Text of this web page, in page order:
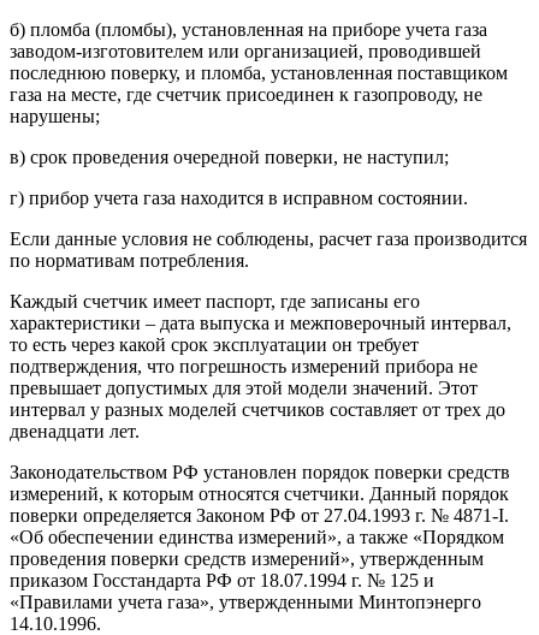
б) пломба (пломбы), установленная на приборе учета газа
заводом-изготовителем или организацией, проводившей
последнюю поверку, и пломба, установленная поставщиком
газа на месте, где счетчик присоединен к газопроводу, не
нарушены;
в) срок проведения очередной поверки, не наступил;
г) прибор учета газа находится в исправном состоянии.
Если данные условия не соблюдены, расчет газа производится
по нормативам потребления.
Каждый счетчик имеет паспорт, где записаны его
характеристики – дата выпуска и межповерочный интервал,
то есть через какой срок эксплуатации он требует
подтверждения, что погрешность измерений прибора не
превышает допустимых для этой модели значений. Этот
интервал у разных моделей счетчиков составляет от трех до
двенадцати лет.
Законодательством РФ установлен порядок поверки средств
измерений, к которым относятся счетчики. Данный порядок
поверки определяется Законом РФ от 27.04.1993 г. № 4871-I.
«Об обеспечении единства измерений», а также «Порядком
проведения поверки средств измерений», утвержденным
приказом Госстандарта РФ от 18.07.1994 г. № 125 и
«Правилами учета газа», утвержденными Минтопэнерго
14.10.1996.